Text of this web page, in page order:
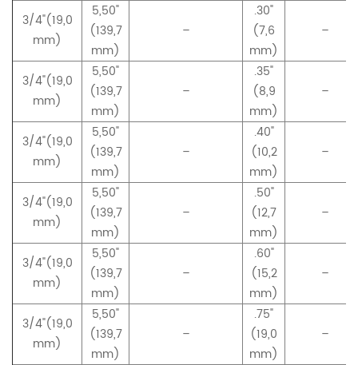
3/4"(19,0
mm)
5,50"
(139,7
mm)
–
.30"
(7,6
mm)
–
3/4"(19,0
mm)
5,50"
(139,7
mm)
–
.35"
(8,9
mm)
–
3/4"(19,0
mm)
5,50"
(139,7
mm)
–
.40"
(10,2
mm)
–
3/4"(19,0
mm)
5,50"
(139,7
mm)
–
.50"
(12,7
mm)
–
3/4"(19,0
mm)
5,50"
(139,7
mm)
–
.60"
(15,2
mm)
–
3/4"(19,0
mm)
5,50"
(139,7
mm)
–
.75"
(19,0
mm)
–